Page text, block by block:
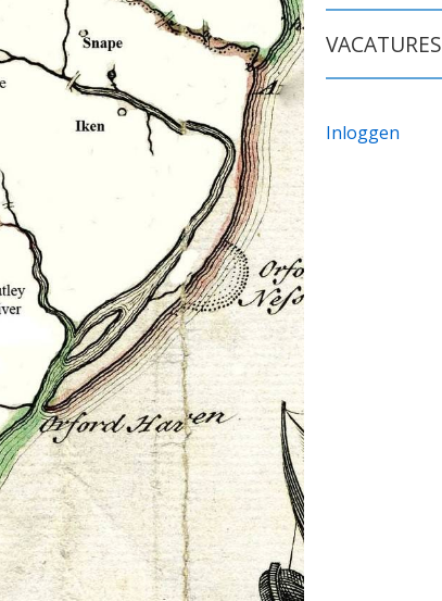
VACATURES
Inloggen